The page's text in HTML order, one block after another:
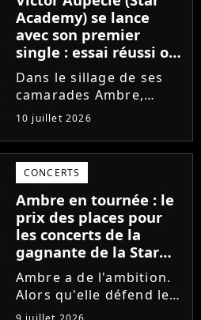
premier single....
Academy) se lance
avec son premier
single : essai réussi ou
manqué ? Voici notre
avis !
Dans le sillage de ses
camarades Ambre,
Bastiaan ou Melissa,
Victor Aupecle lance
son projet musical ce
vendredi 10 juillet avec
la parution du single Je
fais de mon mieux. Le
demi-finaliste...
10 juillet 2026
CONCERTS
Ambre en tournée : le
prix des places pour
les concerts de la
gagnante de la Star
Academy !
Ambre a de l'ambition.
Alors qu'elle défend le
single J'me demande et